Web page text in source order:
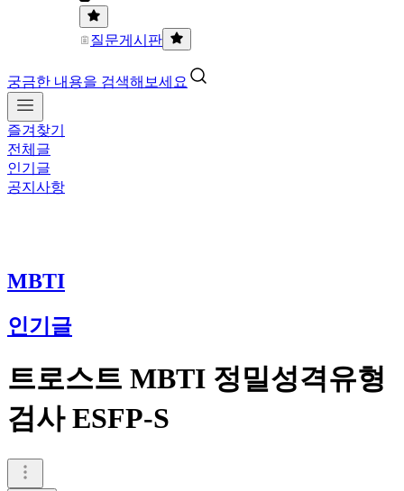
질문게시판
궁금한 내용을 검색해보세요
즐겨찾기
전체글
인기글
공지사항
MBTI
인기글
트로스트 MBTI 정밀성격유형
검사 ESFP-S